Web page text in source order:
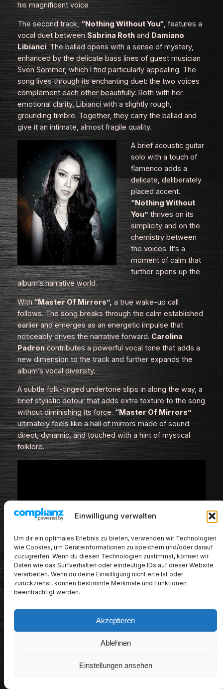
Einwilligung verwalten
Um dir ein optimales Erlebnis zu bieten, verwenden wir Technologien
wie Cookies, um Geräteinformationen zu speichern und/oder darauf
zuzugreifen. Wenn du diesen Technologien zustimmst, können wir
Daten wie das Surfverhalten oder eindeutige IDs auf dieser Website
verarbeiten. Wenn du deine Einwilligung nicht erteilst oder
zurückziehst, können bestimmte Merkmale und Funktionen
beeinträchtigt werden.
Akzeptieren
Ablehnen
Einstellungen ansehen
his magnificent voice
The second track,“Nothing Without You“, features a
vocal duet betweenSabrina Rothand Damiano
Libianci. The ballad opens with a sense of mystery,
enhanced by the delicate bass lines of guest musician
Sven Sommer, which I find particularly appealing. The
song lives through its enchanting duet: the two voices
complement each other beautifully: Roth with her
emotional clarity, Libianci with a slightly rough,
grounding timbre. Together, they carry the ballad and
give it an intimate, almost fragile quality.
A brief acoustic guitar
solo with a touch of
flamenco adds a
delicate, deliberately
placed accent.
“Nothing Without
You”thrives on its
simplicity and on the
chemistry between
the voices. It’s a
moment of calm that
further opens up the
album’s narrative world.
With“Master Of Mirrors”,a true wake‑up call
follows. The song breaks through the calm established
earlier and emerges as an energetic impulse that
noticeably drives the narrative forward. Carolina
Padroncontributes a powerful vocal tone that adds a
new dimension to the track and further expands the
album’s vocal diversity.
A subtle folk‑tinged undertone slips in along the way, a
brief stylistic detour that adds extra texture to the song
without diminishing its force.“Master Of Mirrors”
ultimately feels like a hall of mirrors made of sound:
direct, dynamic, and touched with a hint of mystical
folklore.
“The Relevation”immediately bears the
unmistakable signature of
power, but seamlessly fuse the two. He can open a line
moment, carry it effortlessly over a richly swelling